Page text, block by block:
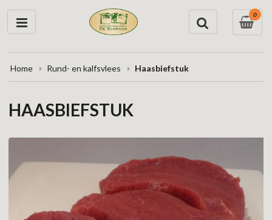
0
Home Rund- en kalfsvlees Haasbiefstuk
HAASBIEFSTUK